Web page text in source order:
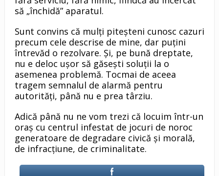
să „închidă” aparatul.
Sunt convins că mulţi piteşteni cunosc cazuri
precum cele descrise de mine, dar puţini
întrevăd o rezolvare. Şi, pe bună dreptate,
nu e deloc uşor să găseşti soluţii la o
asemenea problemă. Tocmai de aceea
tragem semnalul de alarmă pentru
autorităţi, până nu e prea târziu.
Adică până nu ne vom trezi că locuim într-un
oraş cu centrul infestat de jocuri de noroc
generatoare de degradare civică şi morală,
de infracţiune, de criminalitate.